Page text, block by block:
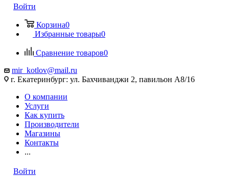
Войти
Корзина0
Избранные товары0
Сравнение товаров0
mir_kotlov@mail.ru
г. Екатеринбург: ул. Бахчиванджи 2, павильон А8/16
О компании
Услуги
Как купить
Производители
Магазины
Контакты
...
Войти